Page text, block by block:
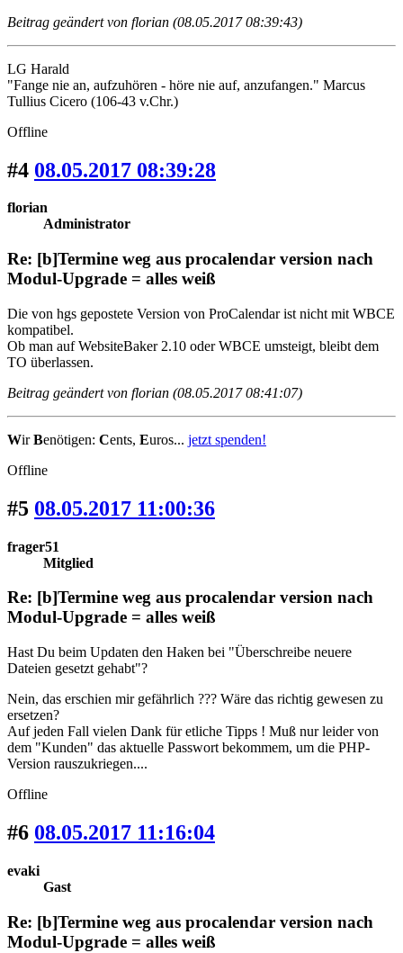
Beitrag geändert von florian (08.05.2017 08:39:43)
LG Harald
"Fange nie an, aufzuhören - höre nie auf, anzufangen." Marcus
Tullius Cicero (106-43 v.Chr.)
Offline
#4 08.05.2017 08:39:28
florian
Administrator
Re: [b]Termine weg aus procalendar version nach
Modul-Upgrade = alles weiß
Die von hgs gepostete Version von ProCalendar ist nicht mit WBCE
kompatibel.
Ob man auf WebsiteBaker 2.10 oder WBCE umsteigt, bleibt dem
TO überlassen.
Beitrag geändert von florian (08.05.2017 08:41:07)
WirBenötigen: Cents, Euros... jetzt spenden!
Offline
#5 08.05.2017 11:00:36
frager51
Mitglied
Re: [b]Termine weg aus procalendar version nach
Modul-Upgrade = alles weiß
Hast Du beim Updaten den Haken bei "Überschreibe neuere
Dateien gesetzt gehabt"?
Nein, das erschien mir gefährlich ??? Wäre das richtig gewesen zu
ersetzen?
Auf jeden Fall vielen Dank für etliche Tipps ! Muß nur leider von
dem "Kunden" das aktuelle Passwort bekommem, um die PHP-
Version rauszukriegen....
Offline
#6 08.05.2017 11:16:04
evaki
Gast
Re: [b]Termine weg aus procalendar version nach
Modul-Upgrade = alles weiß